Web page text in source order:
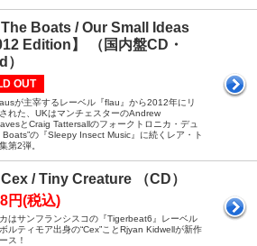
The Boats / Our Small Ideas
Edition】 （国内盤CD・
OUT
が主宰するレーベル『flau』から2012年にリ
れた、UKはマンチェスターのAndrew
とCraig Tattersallのフォークトロニカ・デュ
Boats”の『Sleepy Insect Music』に続くレア・ト
第2弾。
Cex / Tiny Creature （CD）
円(税込)
はサンフランシスコの『Tigerbeat6』レーベル
ルティモア出身の“Cex”ことRjyan Kidwellが新作
ス！